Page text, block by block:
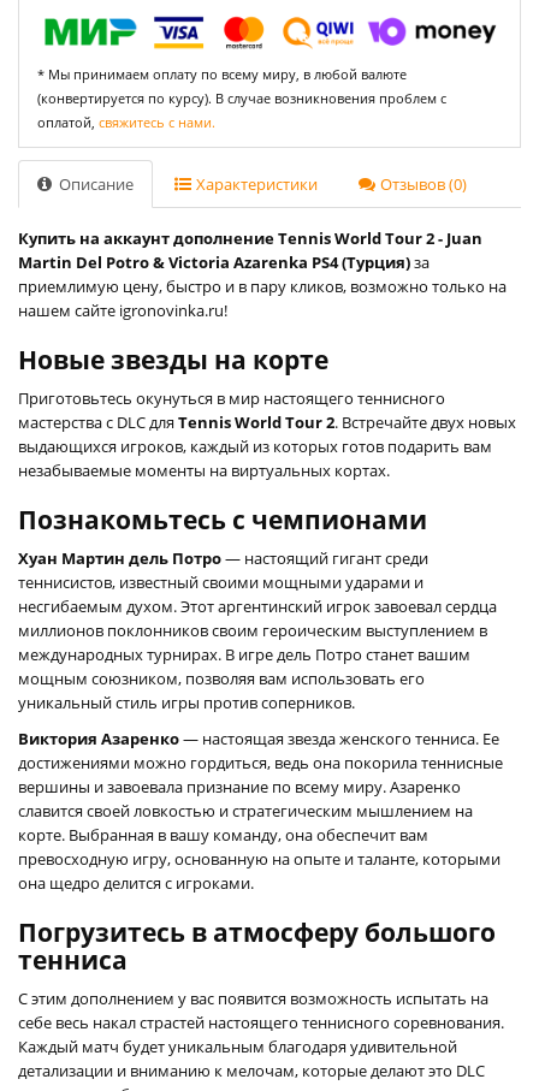
* Мы принимаем оплату по всему миру, в любой валюте
(конвертируется по курсу). В случае возникновения проблем с
оплатой, свяжитесь с нами.
Описание Характеристики Отзывов (0)
Купить на аккаунт дополнение Tennis World Tour 2 - Juan
Martin Del Potro & Victoria Azarenka PS4 (Турция)за
приемлимую цену, быстро и в пару кликов, возможно только на
нашем сайте igronovinka.ru!
Новые звезды на корте
Приготовьтесь окунуться в мир настоящего теннисного
мастерства с DLC для Tennis World Tour 2. Встречайте двух новых
выдающихся игроков, каждый из которых готов подарить вам
незабываемые моменты на виртуальных кортах.
Познакомьтесь с чемпионами
Хуан Мартин дель Потро— настоящий гигант среди
теннисистов, известный своими мощными ударами и
несгибаемым духом. Этот аргентинский игрок завоевал сердца
миллионов поклонников своим героическим выступлением в
международных турнирах. В игре дель Потро станет вашим
мощным союзником, позволяя вам использовать его
уникальный стиль игры против соперников.
Виктория Азаренко— настоящая звезда женского тенниса. Ее
достижениями можно гордиться, ведь она покорила теннисные
вершины и завоевала признание по всему миру. Азаренко
славится своей ловкостью и стратегическим мышлением на
корте. Выбранная в вашу команду, она обеспечит вам
превосходную игру, основанную на опыте и таланте, которыми
она щедро делится с игроками.
Погрузитесь в атмосферу большого
тенниса
С этим дополнением у вас появится возможность испытать на
себе весь накал страстей настоящего теннисного соревнования.
Каждый матч будет уникальным благодаря удивительной
детализации и вниманию к мелочам, которые делают это DLC